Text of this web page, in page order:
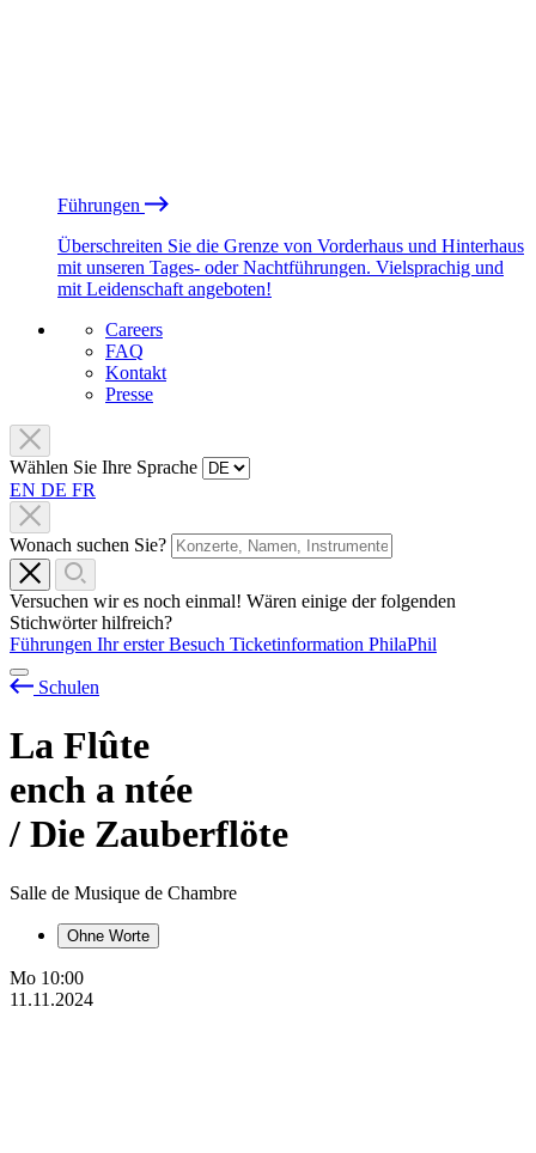
Führungen
Überschreiten Sie die Grenze von Vorderhaus und Hinterhaus
mit unseren Tages- oder Nachtführungen. Vielsprachig und
mit Leidenschaft angeboten!
Careers
FAQ
Kontakt
Presse
Wählen Sie Ihre Sprache
EN DE FR
Wonach suchen Sie?
Versuchen wir es noch einmal! Wären einige der folgenden
Stichwörter hilfreich?
Führungen Ihr erster Besuch Ticketinformation PhilaPhil
Schulen
La Flûte
ench a ntée
/ Die Zauberflöte
Salle de Musique de Chambre
Ohne Worte
Mo 10:00
11.11.2024